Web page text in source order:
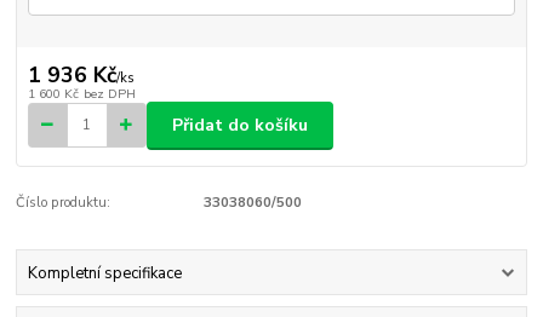
1 936 Kč/ks
1 600 Kč bez DPH
Přidat do košíku
Číslo produktu: 33038060/500
Kompletní specifikace